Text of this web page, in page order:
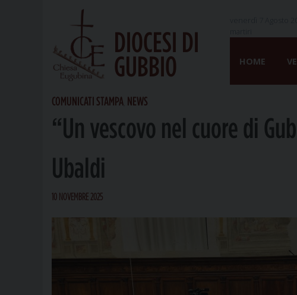
DIOCESI DI
GUBBIO
HOME
COMUNICATI STAMPA NEWS
“Un vescovo nel cuore di
Ubaldi
10 NOVEMBRE 2025